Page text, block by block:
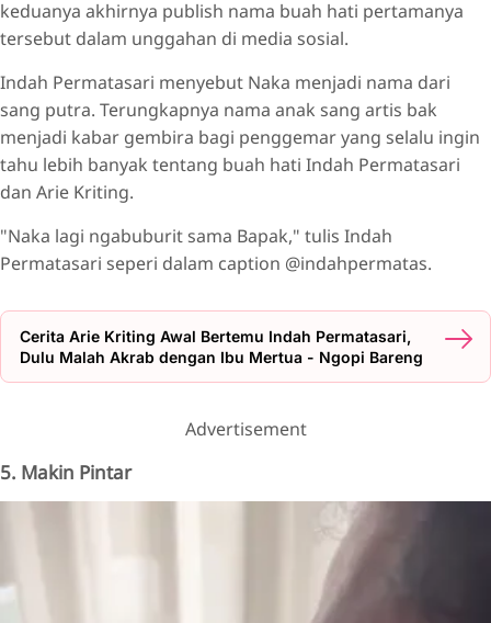
keduanya akhirnya publish nama buah hati pertamanya
tersebut dalam unggahan di media sosial.
Indah Permatasari menyebut Naka menjadi nama dari
sang putra. Terungkapnya nama anak sang artis bak
menjadi kabar gembira bagi penggemar yang selalu ingin
tahu lebih banyak tentang buah hati Indah Permatasari
dan Arie Kriting.
"Naka lagi ngabuburit sama Bapak," tulis Indah
Permatasari seperi dalam caption @indahpermatas.
Cerita Arie Kriting Awal Bertemu Indah Permatasari,
Dulu Malah Akrab dengan Ibu Mertua - Ngopi Bareng
Advertisement
5. Makin Pintar